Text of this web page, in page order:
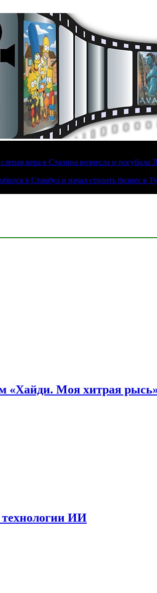
вера в Сталина вознесла и погубила
в Стамбул и начал строить бизнес в
«Хайди. Моя хитрая
ИИ